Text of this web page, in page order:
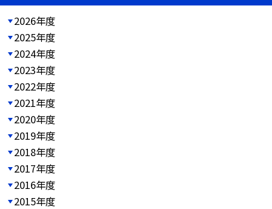
2026年度
2025年度
2024年度
2023年度
2022年度
2021年度
2020年度
2019年度
2018年度
2017年度
2016年度
2015年度